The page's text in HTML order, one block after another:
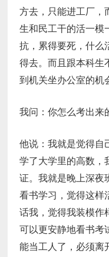
方去，只能进工厂，
生和民工干的活一模
抗，累得要死，什么
得去。而且跟本科生
到机关坐办公室的机
我问：你怎么考出来
他说：我就是觉得自
学了大学里的高数，
证。我就是晚上深夜
看书学习，觉得这样
话我，觉得我装模作
可以更安静地看书考
能当工人了，必须离